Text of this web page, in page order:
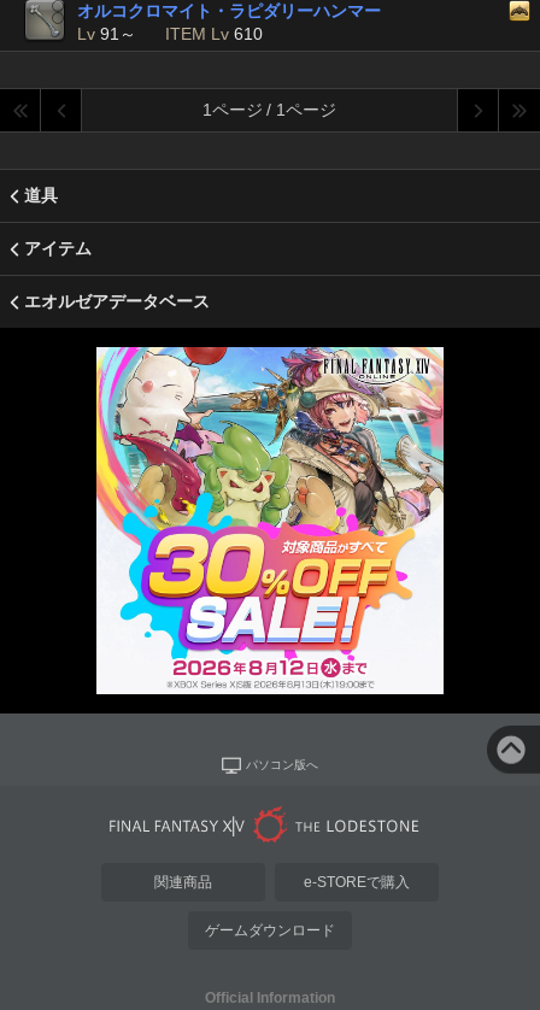
オルコクロマイト・ラピダリーハンマー
Lv 91～ ITEM Lv 610
1ページ / 1ページ
道具
アイテム
エオルゼアデータベース
パソコン版へ
関連商品 e-STOREで購入
ゲームダウンロード
Official Information